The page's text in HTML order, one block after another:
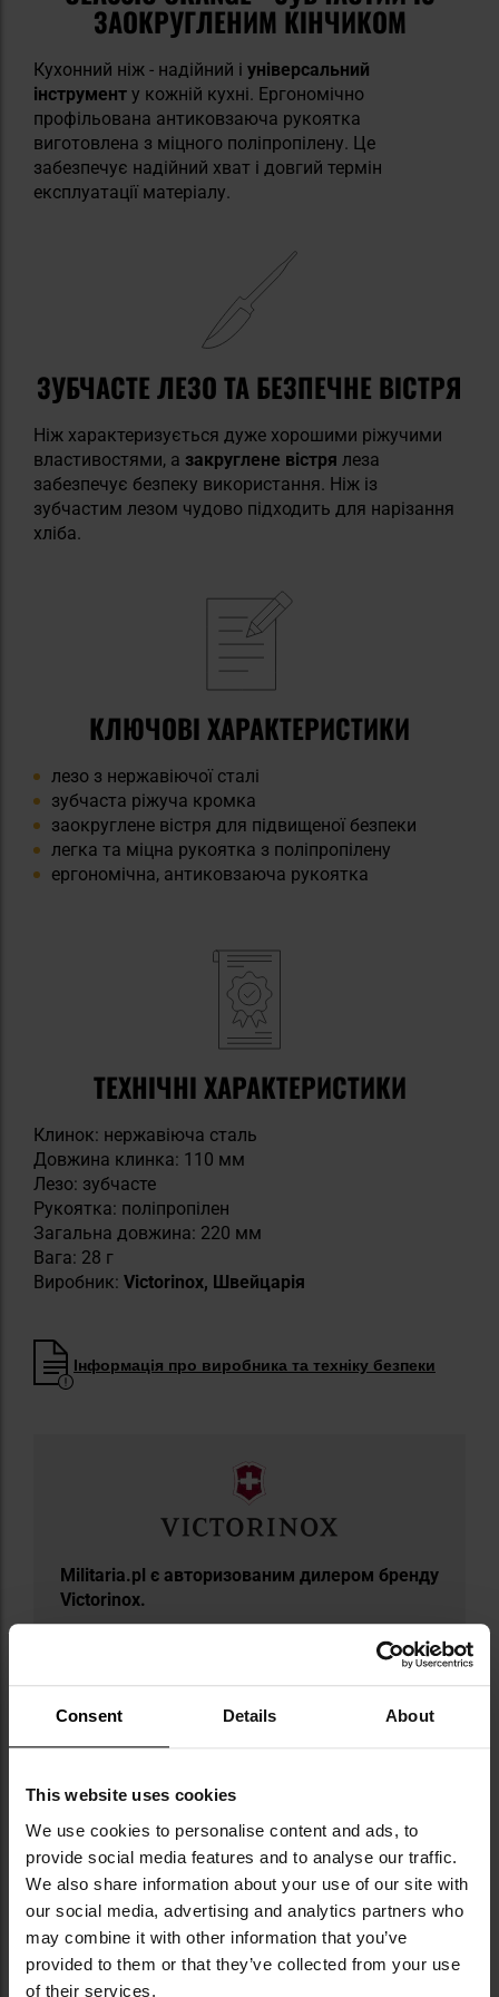
Consent Details About
This website uses cookies
We use cookies to personalise content and ads, to
provide social media features and to analyse our traffic.
We also share information about your use of our site with
our social media, advertising and analytics partners who
may combine it with other information that you’ve
provided to them or that they’ve collected from your use
of their services.
ЗАОКРУГЛЕНИМ КІНЧИКОМ
Кухонний ніж - надійний і універсальний
інструмент у кожній кухні. Ергономічно
профільована антиковзаюча рукоятка
виготовлена з міцного поліпропілену. Це
забезпечує надійний хват і довгий термін
експлуатації матеріалу.
ЗУБЧАСТЕ ЛЕЗО ТА БЕЗПЕЧНЕ ВІСТРЯ
Ніж характеризується дуже хорошими ріжучими
властивостями, а закруглене вістря леза
забезпечує безпеку використання. Ніж із
зубчастим лезом чудово підходить для нарізання
хліба.
КЛЮЧОВІ ХАРАКТЕРИСТИКИ
лезо з нержавіючої сталі
зубчаста ріжуча кромка
заокруглене вістря для підвищеної безпеки
легка та міцна рукоятка з поліпропілену
ергономічна, антиковзаюча рукоятка
ТЕХНІЧНІ ХАРАКТЕРИСТИКИ
Клинок: нержавіюча сталь
Довжина клинка: 110 мм
Лезо: зубчасте
Рукоятка: поліпропілен
Загальна довжина: 220 мм
Вага: 28 г
Виробник: Victorinox, Швейцарія
Інформація про виробника та техніку безпеки
Militaria.pl є авторизованим дилером бренду
Victorinox.
Victorinox — це швейцарський бренд, що
швейцарського офіцерського складаного
ножа, який і донині залишається одним із
Окрім багатофункціональних складаних
ножів, у їхньому асортименті є кухонні ножі,
годинники та дорожні сумки. Кожен продукт
є результатом ретельного підходу до якості
та уваги до деталей, завдяки чому бренд
незмінно здобуває довіру користувачів у
всьому світі. Victorinox робить ставку на
інноваційність, співпрацюючи з
художниками та дизайнерами, створюючи